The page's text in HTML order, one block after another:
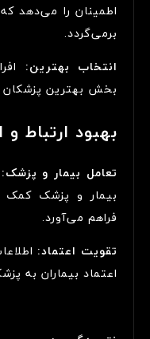
اطمینان را می‌دهد
برمی‌گردد.
انتخاب بهترین:
بخش بهترین پزشکان
بهبود ارتباط و
تعامل بیمار و پزشک:
بیمار و پزشک کمک
فراهم می‌آورد.
تقویت اعتماد:
اعتماد بیماران به